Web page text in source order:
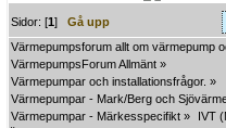
Sidor: [1]Gå upp
Värmepumpsforum allt om värmepump
VärmepumpsForum Allmänt »
Värmepumpar och installationsfrågor. »
Värmepumpar - Mark/Berg och
Värmepumpar - Märkesspecifikt » IVT